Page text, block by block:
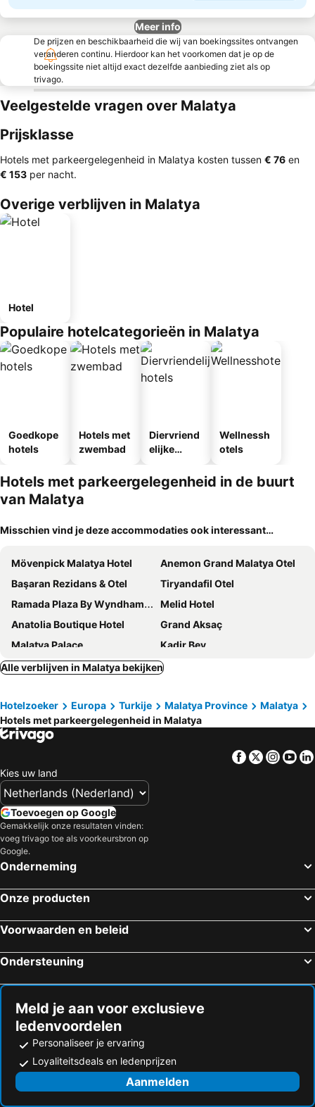
Meer info
De prijzen en beschikbaarheid die wij van boekingssites ontvangen
veranderen continu. Hierdoor kan het voorkomen dat je op de
boekingssite niet altijd exact dezelfde aanbieding ziet als op
trivago.
Veelgestelde vragen over Malatya
Prijsklasse
Hotels met parkeergelegenheid in Malatya kosten tussen ‎€ 76 en
‎€ 153 per nacht.
Overige verblijven in Malatya
Hotel
Populaire hotelcategorieën in Malatya
Goedkope
hotels
Hotels met
zwembad
Diervriend
elijke
Wellnessh
otels
Hotels met parkeergelegenheid in de buurt
van Malatya
Misschien vind je deze accommodaties ook interessant…
Mövenpick Malatya Hotel
Anemon Grand Malatya Otel
Başaran Rezidans & Otel
Tiryandafil Otel
Ramada Plaza By Wyndham Malatya Altın Kayısı
Melid Hotel
Anatolia Boutique Hotel
Grand Aksaç
Malatya Palace
Kadir Bey
Grand Saray
Park Malatya
The Hilltop Otel
Alle verblijven in Malatya bekijken
Hotelzoeker Europa Turkije Malatya Province
Malatya
Hotels met parkeergelegenheid in Malatya
Facebook
Twitter
Kies uw land
Toevoegen op Google
Gemakkelijk onze resultaten vinden:
voeg trivago toe als voorkeursbron op
Google.
Onderneming
Onze producten
Voorwaarden en beleid
Ondersteuning
Meld je aan voor exclusieve
ledenvoordelen
Personaliseer je ervaring
Loyaliteitsdeals en ledenprijzen
Aanmelden